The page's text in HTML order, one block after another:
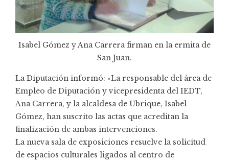
Isabel Gómez y Ana Carrera firman en la ermita de
San Juan.
La Diputación informó: «La responsable del área de
Empleo de Diputación y vicepresidenta del IEDT,
Ana Carrera, y la alcaldesa de Ubrique, Isabel
Gómez, han suscrito las actas que acreditan la
finalización de ambas intervenciones.
La nueva sala de exposiciones resuelve la solicitud
de espacios culturales ligados al centro de